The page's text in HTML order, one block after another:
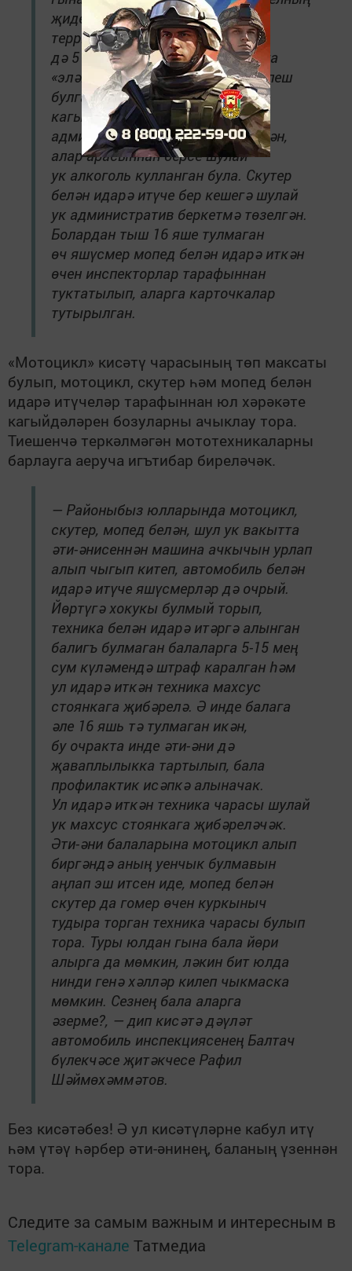
җиде ае эченда районыбыз
территориясендә генә
дә 5 мотоциклчы инспекторларга
«эләккән», шуның 3се исерек килеш
булган. Мопед белән идарә итү
кагыйдәләрен бозган 4 кешегә
административ беркетмә төзелгән,
алар арасыннан берсе шулай
ук алкоголь кулланган була. Скутер
белән идарә итүче бер кешегә шулай
ук административ беркетмә төзелгән.
Болардан тыш 16 яше тулмаган
өч яшүсмер мопед белән идарә иткән
өчен инспекторлар тарафыннан
туктатылып, аларга карточкалар
тутырылган.
«Мотоцикл» кисәтү чарасының төп максаты
булып, мотоцикл, скутер һәм мопед белән
идарә итүчеләр тарафыннан юл хәрәкәте
кагыйдәләрен бозуларны ачыклау тора.
Тиешенчә теркәлмәгән мототехникаларны
барлауга аеруча игътибар биреләчәк.
— Районыбыз юлларында мотоцикл,
скутер, мопед белән, шул ук вакытта
әти-әнисеннән машина ачкычын урлап
алып чыгып китеп, автомобиль белән
идарә итүче яшүсмерләр дә очрый.
Йөртүгә хокукы булмый торып,
техника белән идарә итәргә алынган
балигъ булмаган балаларга 5-15 мең
сум күләмендә штраф каралган һәм
ул идарә иткән техника махсус
стоянкага җибәрелә. Ә инде балага
әле 16 яшь тә тулмаган икән,
бу очракта инде әти-әни дә
җаваплылыкка тартылып, бала
профилактик исәпкә алыначак.
Ул идарә иткән техника чарасы шулай
ук махсус стоянкага җибәреләчәк.
Әти-әни балаларына мотоцикл алып
биргәндә аның уенчык булмавын
аңлап эш итсен иде, мопед белән
скутер да гомер өчен куркыныч
тудыра торган техника чарасы булып
тора. Туры юлдан гына бала йөри
алырга да мөмкин, ләкин бит юлда
нинди генә хәлләр килеп чыкмаска
мөмкин. Сезнең бала аларга
әзерме?, — дип кисәтә дәүләт
автомобиль инспекциясенең Балтач
бүлекчәсе җитәкчесе Рафил
Шәймөхәммәтов.
Без кисәтәбез! Ә ул кисәтүләрне кабул итү
һәм үтәү һәрбер әти-әнинең, баланың үзеннән
тора.
Следите за самым важным и интересным в
Telegram-канале Татмедиа